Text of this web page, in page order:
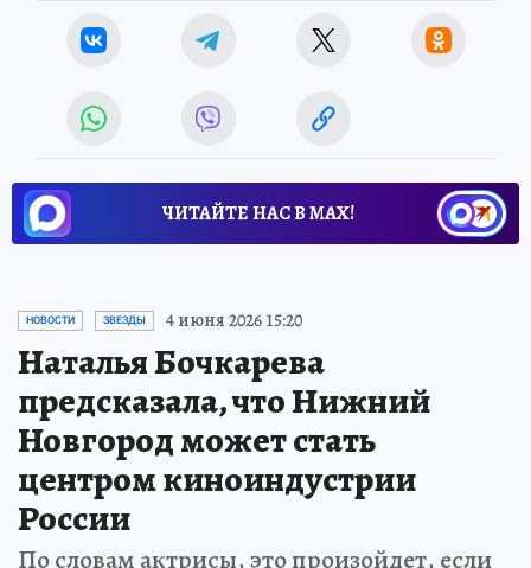
ЧИТАЙТЕ НАС В МАХ!
НОВОСТИ ЗВЕЗДЫ 4 июня 2026 15:20
Наталья Бочкарева
предсказала, что Нижний
Новгород может стать
центром киноиндустрии
России
По словам актрисы, это произойдет, если